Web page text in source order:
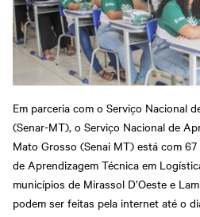
Cadastre-se em nossa
Newsletter
Apoio para startups -
Senai Hub
Ensino Médio Integrado
Sesi Senai
Portal do Docente
Portal do Aluno
Portal do Aluno SENAI
Inspirar Agro
Hub de inovação da
indústria
Parceria Senar x Senai
Centro de Eventos Senai
Cuiabá
Rondonópolis
Sinop
Sorriso
Regional
Abrir Solicitação no SAC
Privacidade e Proteção
de Dados
Em parceria com o Serviço Nacional
(Senar-MT), o Serviço Nacional de
Mato Grosso (Senai MT) está com
de Aprendizagem Técnica em
municípios de Mirassol D’Oeste e
podem ser feitas pela internet até o